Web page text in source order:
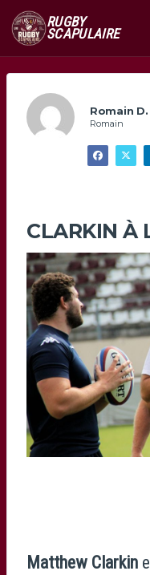
RUGBY
SCAPULAIRE
Romain D.
Romain
CLARKIN À
Matthew Clarkin